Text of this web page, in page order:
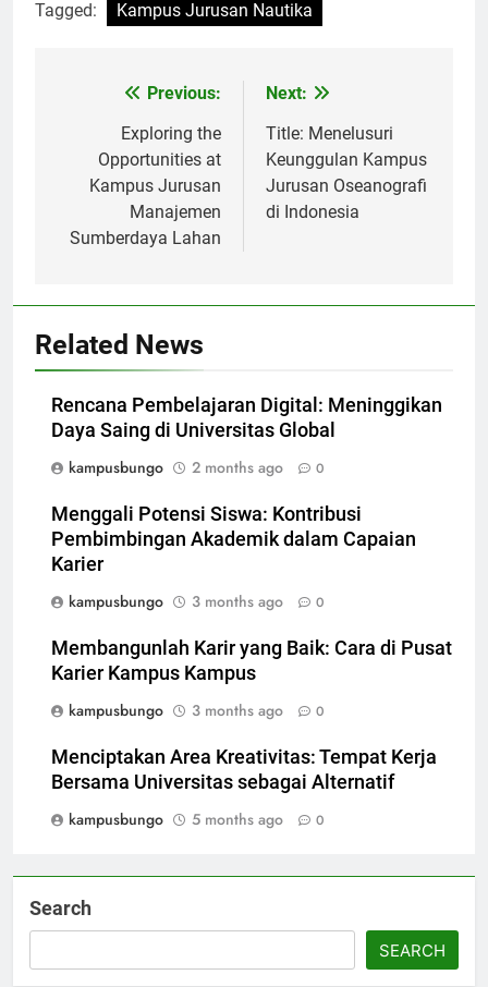
Tagged: Kampus Jurusan Nautika
navigation
Previous:
Exploring the
Opportunities at
Kampus Jurusan
Manajemen
Sumberdaya Lahan
Next:
Title: Menelusuri
Keunggulan Kampus
Jurusan Oseanografi
di Indonesia
Related News
Rencana Pembelajaran Digital: Meninggikan
Daya Saing di Universitas Global
kampusbungo
2 months ago 0
Menggali Potensi Siswa: Kontribusi
Pembimbingan Akademik dalam Capaian
Karier
kampusbungo
3 months ago 0
Membangunlah Karir yang Baik: Cara di Pusat
Karier Kampus Kampus
kampusbungo
3 months ago 0
Menciptakan Area Kreativitas: Tempat Kerja
Bersama Universitas sebagai Alternatif
kampusbungo
5 months ago 0
Search
SEARCH